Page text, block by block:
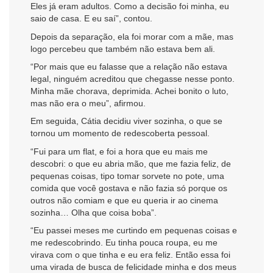
Eles já eram adultos. Como a decisão foi minha, eu
saio de casa. E eu saí”, contou.
Depois da separação, ela foi morar com a mãe, mas
logo percebeu que também não estava bem ali.
“Por mais que eu falasse que a relação não estava
legal, ninguém acreditou que chegasse nesse ponto.
Minha mãe chorava, deprimida. Achei bonito o luto,
mas não era o meu”, afirmou.
Em seguida, Cátia decidiu viver sozinha, o que se
tornou um momento de redescoberta pessoal.
“Fui para um flat, e foi a hora que eu mais me
descobri: o que eu abria mão, que me fazia feliz, de
pequenas coisas, tipo tomar sorvete no pote, uma
comida que você gostava e não fazia só porque os
outros não comiam e que eu queria ir ao cinema
sozinha… Olha que coisa boba”.
“Eu passei meses me curtindo em pequenas coisas e
me redescobrindo. Eu tinha pouca roupa, eu me
virava com o que tinha e eu era feliz. Então essa foi
uma virada de busca de felicidade minha e dos meus